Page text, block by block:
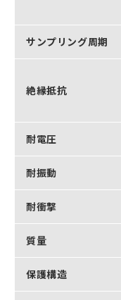
サンプリング周期
絶縁抵抗
耐電圧
耐振動
耐衝撃
質量
保護構造